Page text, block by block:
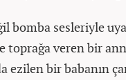
bomba sesleriyle
toprağa veren bir
ezilen bir babanın